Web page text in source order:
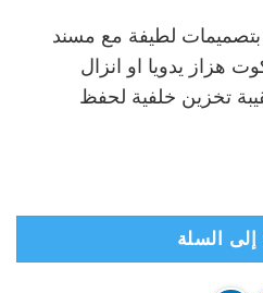
الحالي
بتصميمات لطيفة مع مسند
هزاز يدويا او انزال
تخزين خلفية لحفظ
منزلي
إلى السلة